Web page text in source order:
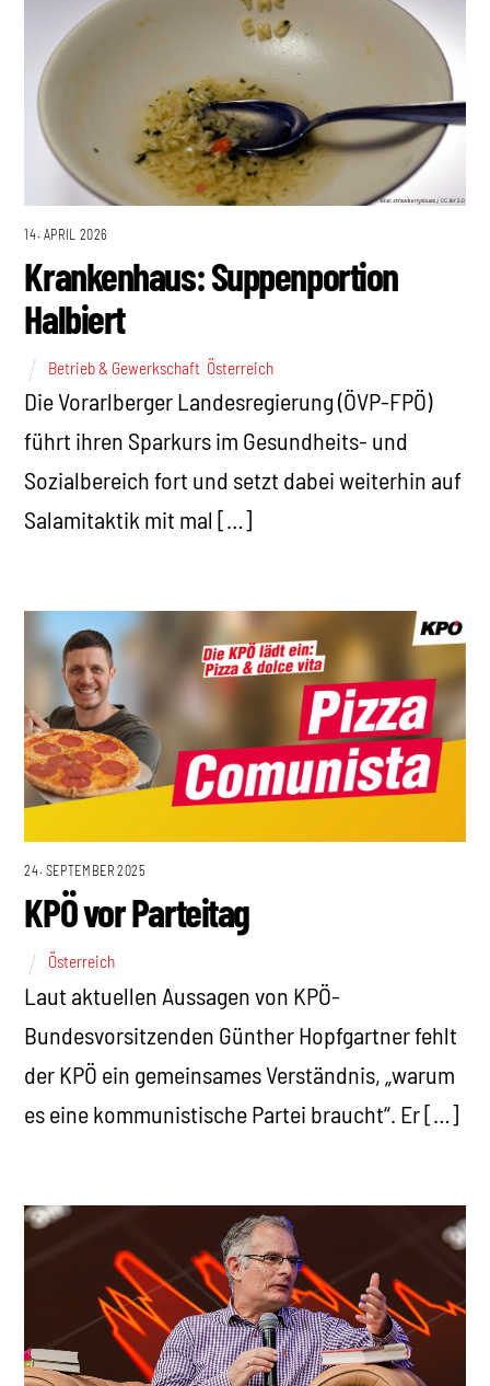
14. APRIL 2026
Krankenhaus: Suppenportion
Halbiert
Betrieb & Gewerkschaft Österreich
Die Vorarlberger Landesregierung (ÖVP-FPÖ)
führt ihren Sparkurs im Gesundheits- und
Sozialbereich fort und setzt dabei weiterhin auf
Salamitaktik mit mal […]
24. SEPTEMBER 2025
KPÖ vor Parteitag
Österreich
Laut aktuellen Aussagen von KPÖ-
Bundesvorsitzenden Günther Hopfgartner fehlt
der KPÖ ein gemeinsames Verständnis, „warum
es eine kommunistische Partei braucht“. Er […]